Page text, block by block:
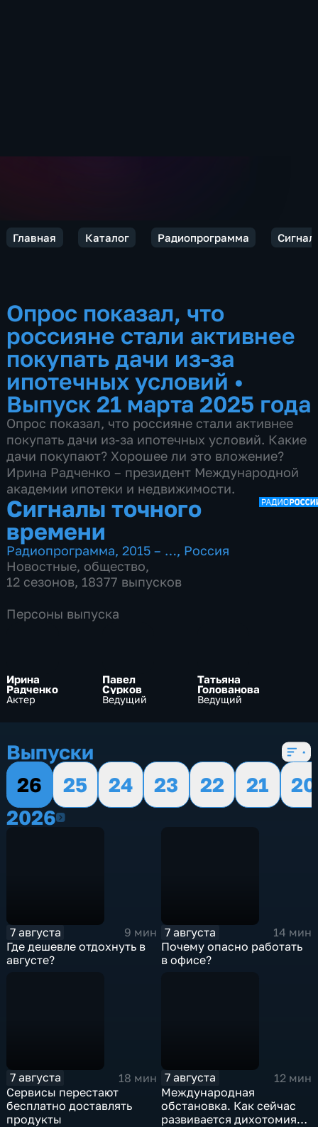
Главная Каталог Радиопрограмма
Опрос показал, что
россияне стали активнее
покупать дачи из-за
ипотечных условий •
Выпуск 21 марта 2025 года
Опрос показал, что россияне стали активнее
покупать дачи из-за ипотечных условий. Какие
дачи покупают? Хорошее ли это вложение?
Ирина Радченко – президент Международной
академии ипотеки и недвижимости.
Сигналы точного
времени
Радиопрограмма,2015 – …, Россия
Новостные, общество,
12 сезонов, 18377 выпусков
Персоны выпуска
Ирина
Радченко
Актер
Павел
Сурков
Ведущий
Татьяна
Голованова
Ведущий
Выпуски
26
25 24 23 22 21
20
20262026
7 августа
9 мин
Где дешевле отдохнуть в
августе?
7 августа
14 мин
Почему опасно работать
в офисе?
7 августа
18 мин
Сервисы перестают
бесплатно доставлять
продукты
7 августа
12 мин
Международная
обстановка. Как сейчас
развивается дихотомия